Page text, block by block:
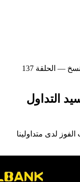
— الحلقة 137
التداول
لدى متداولينا